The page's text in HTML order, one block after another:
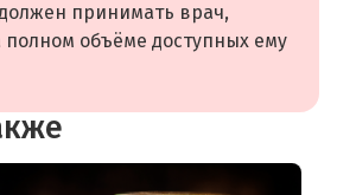
принимать врач,
объёме доступных ему